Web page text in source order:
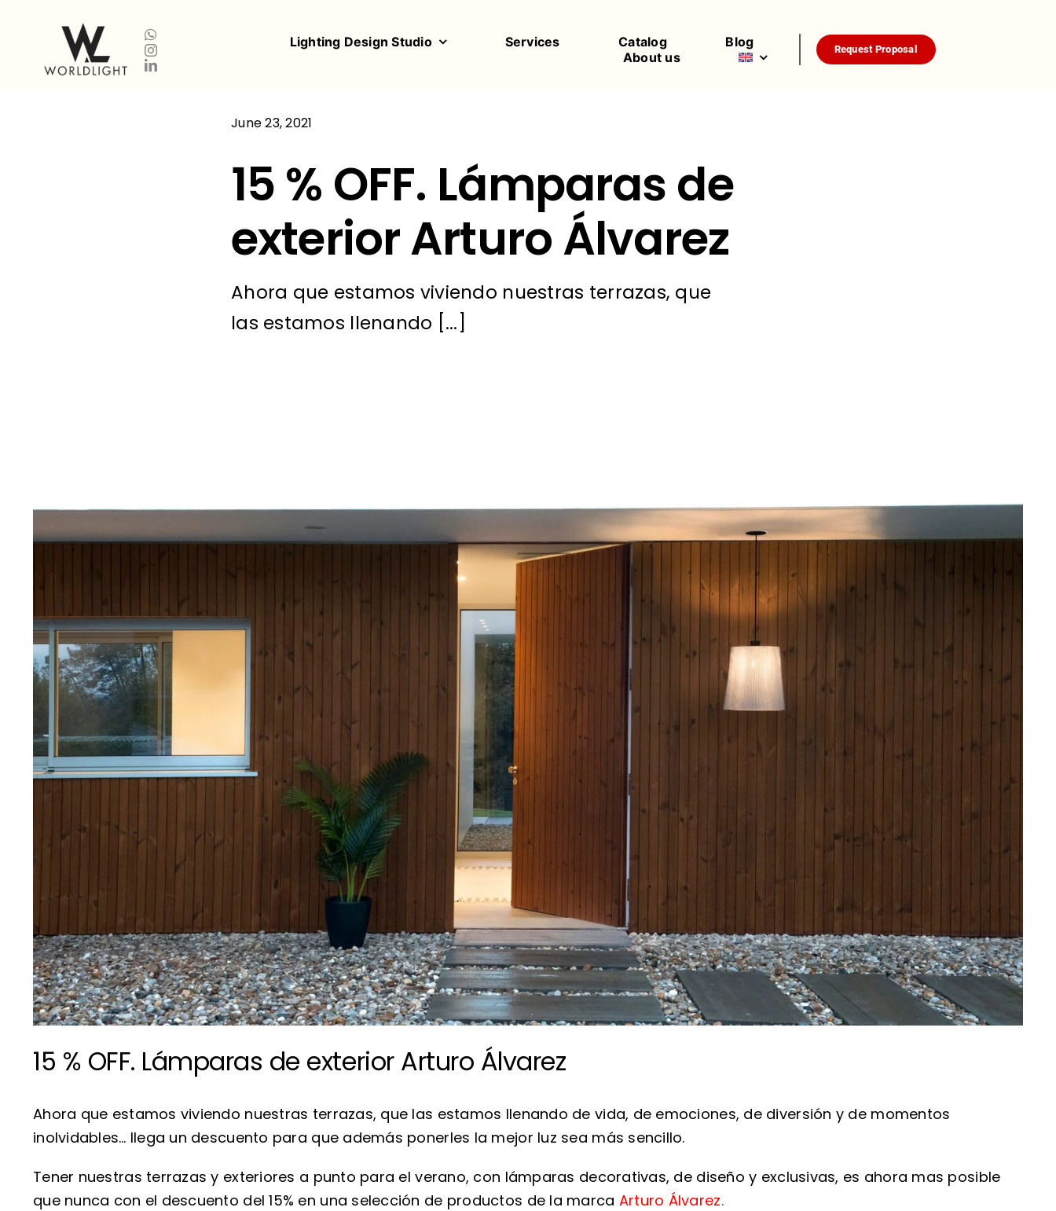
Lighting Design Studio Services Catalog
Blog
About us
Request Proposal
June 23, 2021
15 % OFF. Lámparas de
exterior Arturo Álvarez
Ahora que estamos viviendo nuestras terrazas, que
las estamos llenando [...]
15 % OFF. Lámparas de exterior Arturo Álvarez
Ahora que estamos viviendo nuestras terrazas, que las estamos llenando de vida, de emociones, de diversión y de momentos
inolvidables… llega un descuento para que además ponerles la mejor luz sea más sencillo.
Tener nuestras terrazas y exteriores a punto para el verano, con lámparas decorativas, de diseño y exclusivas, es ahora mas posible
que nunca con el descuento del 15% en una selección de productos de la marca Arturo Álvarez.